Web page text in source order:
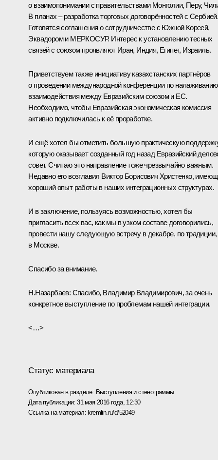
о взаимопонимании с правительствами Монголии, Перу,
В планах – разработка торговых договорённостей с
Готовятся соглашения о сотрудничестве с Южной Кореей,
Эквадором и МЕРКОСУР. Интерес к установлению тесных
связей с союзом проявляют Иран, Индия, Египет, Израиль.
Приветствуем также инициативу казахстанских партнёров
о проведении международной конференции по налаживанию
взаимодействия между Евразийским союзом и ЕС.
Необходимо, чтобы Евразийская экономическая комиссия
активно подключилась к её проработке.
И ещё хотел бы отметить большую практическую
которую оказывает созданный год назад Евразийский
совет. Считаю это направление тоже чрезвычайно важным.
Недавно его возглавил Виктор Борисович Христенко,
хороший опыт работы в наших интеграционных структурах.
И в заключение, пользуясь возможностью, хотел бы
пригласить всех вас, как мы в узком составе договорились,
провести нашу следующую встречу в декабре, по традиции,
в Москве.
Спасибо за внимание.
Н.Назарбаев: Спасибо, Владимир Владимирович, за очень
конкретное выступление по проблемам нашей интеграции.
<…>
Статус материала
Опубликован в разделе: Выступления и стенограммы
Дата публикации:31 мая 2016 года, 12:30
Ссылка на материал:kremlin.ru/d/52049